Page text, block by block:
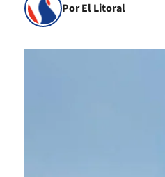
Por El Litoral